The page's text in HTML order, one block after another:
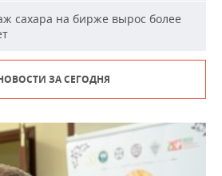
сахара на бирже вырос более
ЗА СЕГОДНЯ